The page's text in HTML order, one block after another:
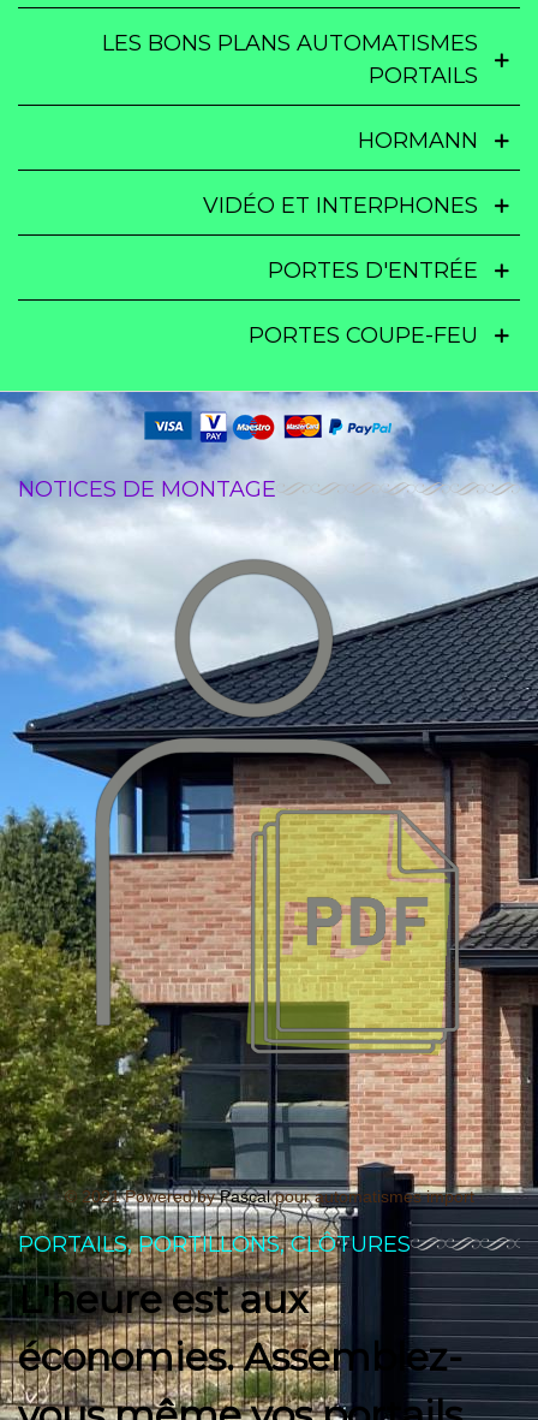
LES BONS PLANS AUTOMATISMES
PORTAILS
HORMANN
VIDÉO ET INTERPHONES
PORTES D'ENTRÉE
PORTES COUPE-FEU
NOTICES DE MONTAGE
© 2021 Powered byPascalpour automatismes import
PORTAILS, PORTILLONS, CLÔTURES
L'heure est aux
économies. Assemblez-